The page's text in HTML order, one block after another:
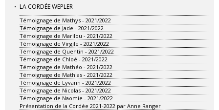
LA CORDÉE WEPLER
Témoignage de Mathys - 2021/2022
Témoignage de Jade - 2021/2022
Témoignage de Marilou - 2021/2022
Témoignage de Virgile - 2021/2022
Témoignage de Quentin - 2021/2022
Témoignage de Chloé - 2021/2022
Témoignage de Mathéo - 2021/2022
Témoignage de Mathias - 2021/2022
Témoignage de Lyvann - 2021/2022
Témoignage de Nicolas - 2021/2022
Témoignage de Naomie - 2021/2022
Présentation de la Cordée 2021-2022 par Anne Ranger